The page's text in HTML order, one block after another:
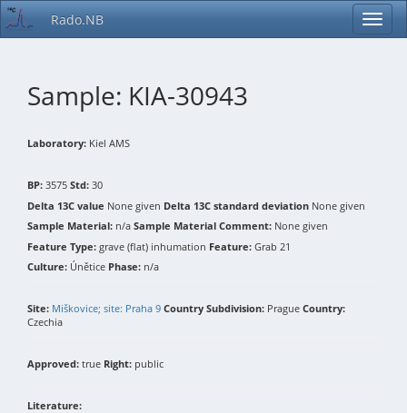
Rado.NB
Sample: KIA-30943
Laboratory: Kiel AMS
BP: 3575 Std: 30
Delta 13C value None given Delta 13C standard deviation None given
Sample Material: n/a Sample Material Comment: None given
Feature Type: grave (flat) inhumation Feature: Grab 21
Culture: Únětice Phase: n/a
Site: Miškovice; site: Praha 9 Country Subdivision: Prague Country:
Czechia
Approved: true Right: public
Literature: